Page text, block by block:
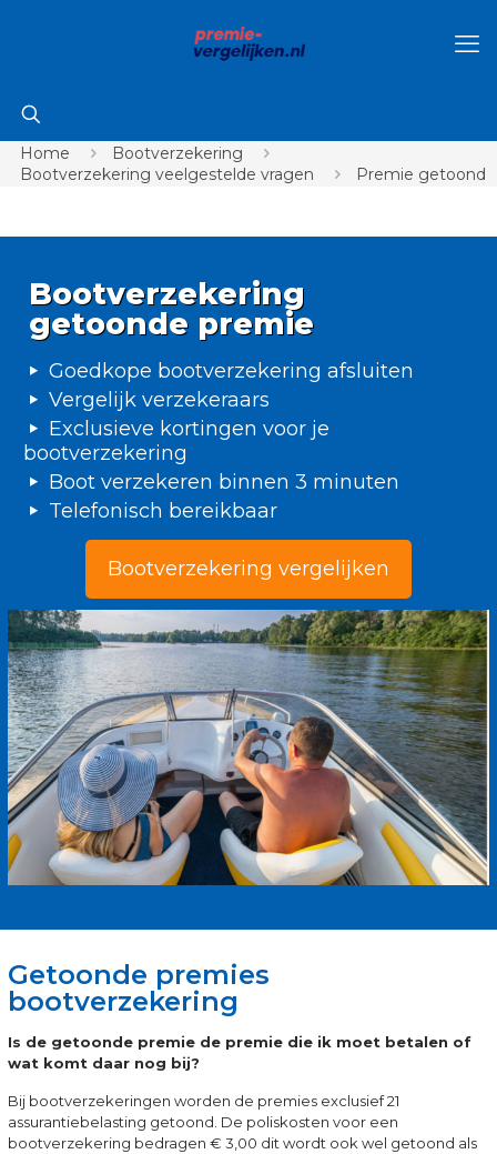
Home
Bootverzekering
Bootverzekering veelgestelde vragen
Premie getoond
Bootverzekering
getoonde premie
Goedkope bootverzekering afsluiten
Vergelijk verzekeraars
Exclusieve kortingen voor je
bootverzekering
Boot verzekeren binnen 3 minuten
Telefonisch bereikbaar
Bootverzekering vergelijken
Getoonde premies
bootverzekering
Is de getoonde premie de premie die ik moet betalen of
wat komt daar nog bij?
Bij bootverzekeringen worden de premies exclusief 21
assurantiebelasting getoond. De poliskosten voor een
bootverzekering bedragen € 3,00 dit wordt ook wel getoond als